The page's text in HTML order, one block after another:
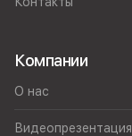
Компании
О нас
Видеопрезентация